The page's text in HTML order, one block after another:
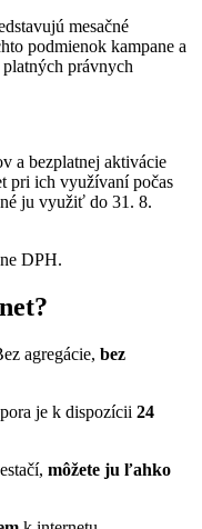
mesačné
podmienok kampane a
právnych
a bezplatnej aktivácie
pri ich využívaní počas
ju využiť do 31. 8.
DPH.
agregácie, bez
je k dispozícii 24
môžete ju ľahko